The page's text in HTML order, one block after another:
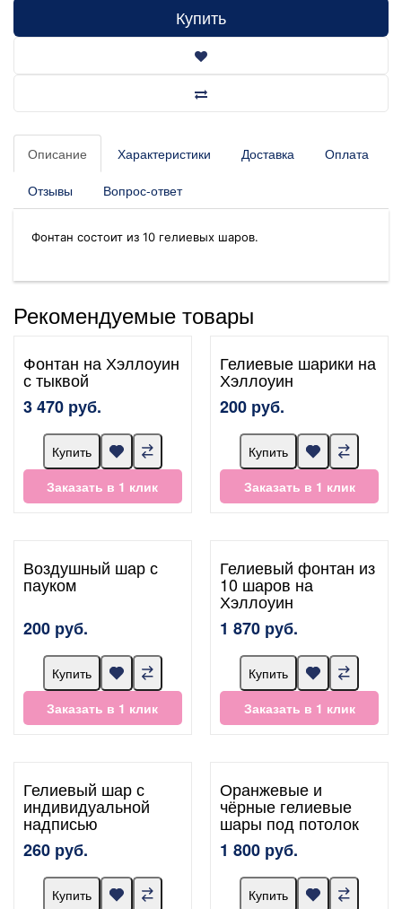
Купить
Описание Характеристики Доставка Оплата
Отзывы Вопрос-ответ
Фонтан состоит из 10 гелиевых шаров.
Рекомендуемые товары
Фонтан на Хэллоуин
с тыквой
3 470 руб.
Купить
Заказать в 1 клик
Гелиевые шарики на
Хэллоуин
200 руб.
Купить
Заказать в 1 клик
Воздушный шар с
пауком
200 руб.
Купить
Заказать в 1 клик
Гелиевый фонтан из
10 шаров на
Хэллоуин
1 870 руб.
Купить
Заказать в 1 клик
Гелиевый шар с
индивидуальной
надписью
260 руб.
Купить
Оранжевые и
чёрные гелиевые
шары под потолок
1 800 руб.
Купить